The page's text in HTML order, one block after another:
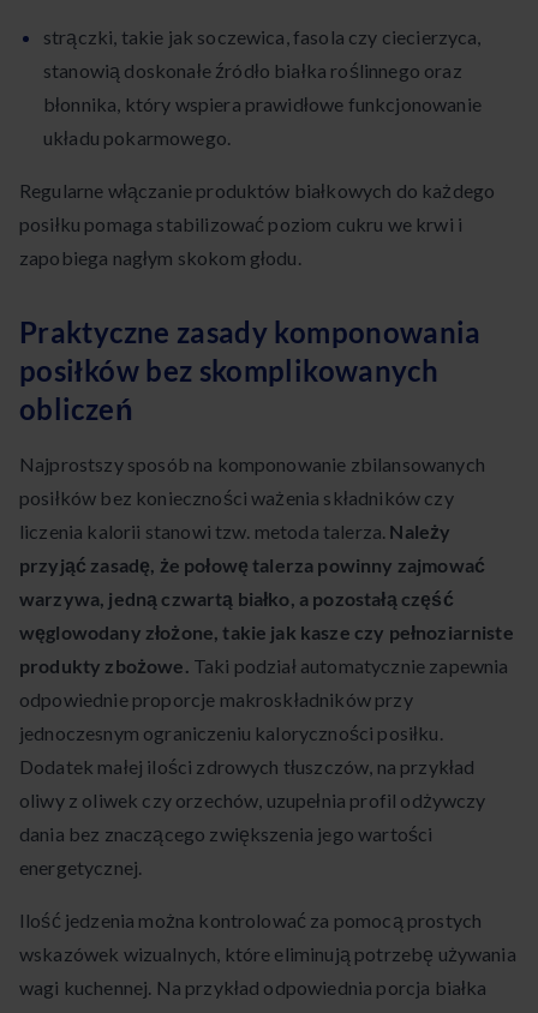
strączki, takie jak soczewica, fasola czy ciecierzyca,
stanowią doskonałe źródło białka roślinnego oraz
błonnika, który wspiera prawidłowe funkcjonowanie
układu pokarmowego.
Regularne włączanie produktów białkowych do każdego
posiłku pomaga stabilizować poziom cukru we krwi i
zapobiega nagłym skokom głodu.
Praktyczne zasady komponowania
posiłków bez skomplikowanych
obliczeń
Najprostszy sposób na komponowanie zbilansowanych
posiłków bez konieczności ważenia składników czy
liczenia kalorii stanowi tzw. metoda talerza. Należy
przyjąć zasadę, że połowę talerza powinny zajmować
warzywa, jedną czwartą białko, a pozostałą część
węglowodany złożone, takie jak kasze czy pełnoziarniste
produkty zbożowe. Taki podział automatycznie zapewnia
odpowiednie proporcje makroskładników przy
jednoczesnym ograniczeniu kaloryczności posiłku.
Dodatek małej ilości zdrowych tłuszczów, na przykład
oliwy z oliwek czy orzechów, uzupełnia profil odżywczy
dania bez znaczącego zwiększenia jego wartości
energetycznej.
Ilość jedzenia można kontrolować za pomocą prostych
wskazówek wizualnych, które eliminują potrzebę używania
wagi kuchennej. Na przykład odpowiednia porcja białka